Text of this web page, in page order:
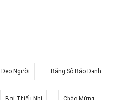
Đeo Người Băng Số Báo Danh